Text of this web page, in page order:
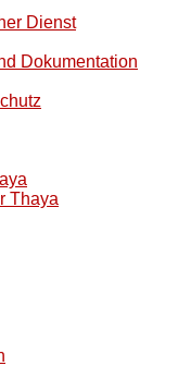
Dienst
Dokumentation
Thaya